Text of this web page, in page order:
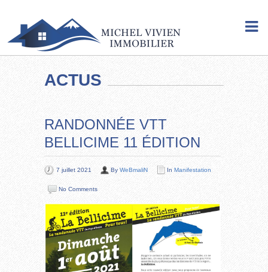
ACTUS
RANDONNÉE VTT
BELLICIME 11 ÉDITION
7 juillet 2021 By WeBmaliN In Manifestation
No Comments